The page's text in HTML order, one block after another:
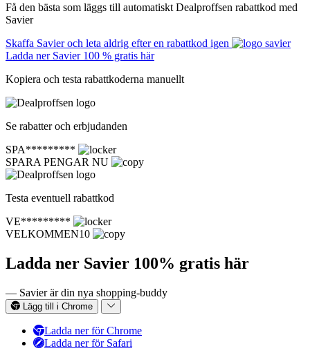
Få den bästa som läggs till automatiskt Dealproffsen rabattkod med
Savier
Skaffa Savier och leta aldrig efter en rabattkod igen
Ladda ner Savier 100 % gratis här
Kopiera och testa rabattkoderna manuellt
Se rabatter och erbjudanden
SPA*********
SPARA PENGAR NU
Testa eventuell rabattkod
VE*********
VELKOMMEN10
Ladda ner Savier 100% gratis här
— Savier är din nya shopping-buddy
Lägg till i Chrome
Ladda ner för Chrome
Ladda ner för Safari